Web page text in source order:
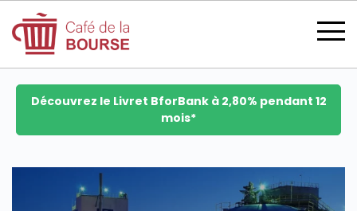
se connecter
Découvrez le Livret BforBank à 2,80% pendant 12
mois*